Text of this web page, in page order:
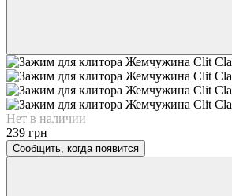
Нет в наличии
239 грн
Сообщить, когда появится